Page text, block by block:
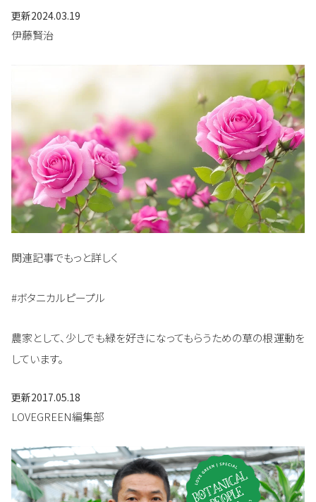
更新2024.03.19
伊藤賢治
関連記事でもっと詳しく
#ボタニカルピープル
農家として、少しでも緑を好きになってもらうための草の根運動を
しています。
更新2017.05.18
LOVEGREEN編集部